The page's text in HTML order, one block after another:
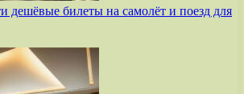
дешёвые билеты на самолёт и поезд для